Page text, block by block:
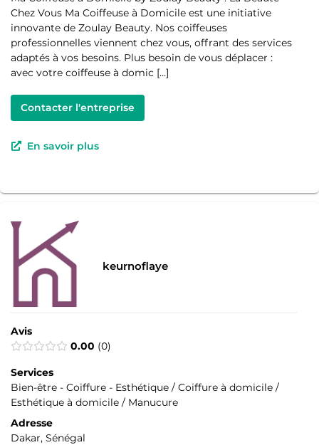
Chez Vous Ma Coiffeuse à Domicile est une initiative
innovante de Zoulay Beauty. Nos coiffeuses
professionnelles viennent chez vous, offrant des services
adaptés à vos besoins. Plus besoin de vous déplacer :
avec votre coiffeuse à domic […]
Contacter l'entreprise
En savoir plus
keurnoflaye
Avis
0.00 0
Services
Bien-être - Coiffure - Esthétique / Coiffure à domicile /
Esthétique à domicile / Manucure
Adresse
Dakar, Sénégal